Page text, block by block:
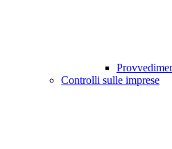
Controlli sulle imprese